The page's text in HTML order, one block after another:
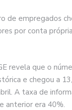
de empregados
por conta
revela que o
e chegou a
A taxa de
anterior era 40%.